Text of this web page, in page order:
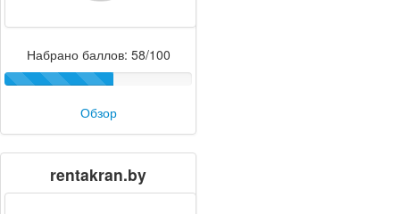
Набрано баллов: 58/100
Обзор
rentakran.by